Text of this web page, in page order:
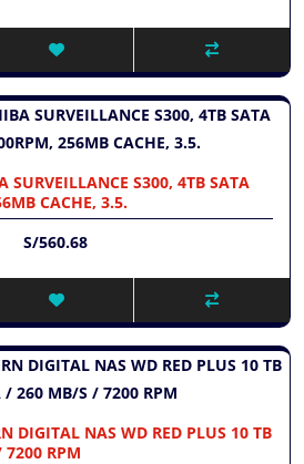
SURVEILLANCE S300, 4TB SATA
CACHE, 3.5.
S/560.68
DIGITAL NAS WD RED PLUS 10 TB
RPM